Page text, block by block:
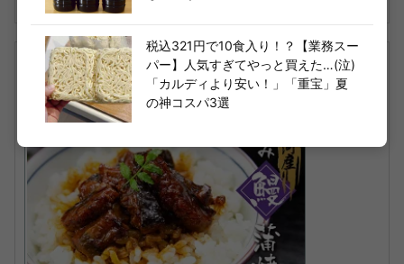
税込321円で10食入り！？【業務スー
パー】人気すぎてやっと買えた…(泣)
「カルディより安い！」「重宝」夏
の神コスパ3選